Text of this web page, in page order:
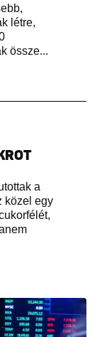
létre,
össze...
a
közel egy